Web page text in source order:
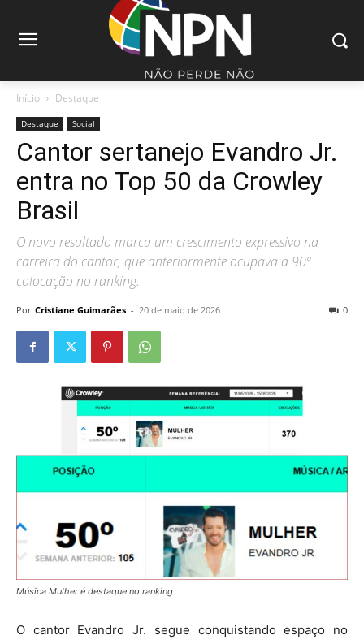
Início Destaque
Destaque Social
Cantor sertanejo Evandro Jr.
entra no Top 50 da Crowley
Brasil
O novo resultado marca um crescimento expressivo na
carreira do cantor, que anteriormente ocupava a 90ª
colocação no ranking.
Por Cristiane Guimarães - 20 de maio de 2026 0
Música Mulher é destaque no ranking
O cantor Evandro Jr. segue conquistando espaço no